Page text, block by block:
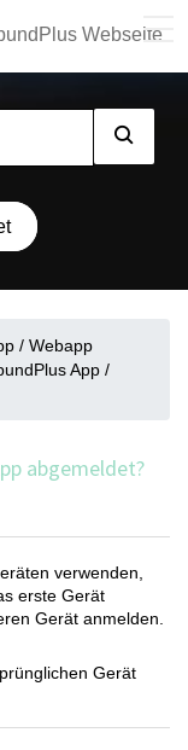
Webseite
/ Webapp
App /
abgemeldet?
verwenden,
erste Gerät
Gerät anmelden.
Gerät